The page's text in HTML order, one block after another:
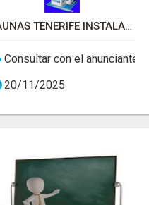
SAUNAS TENERIFE INSTALACIÓN DE SAUNAS CANARIAS
Consultar con el anunciante
20/11/2025